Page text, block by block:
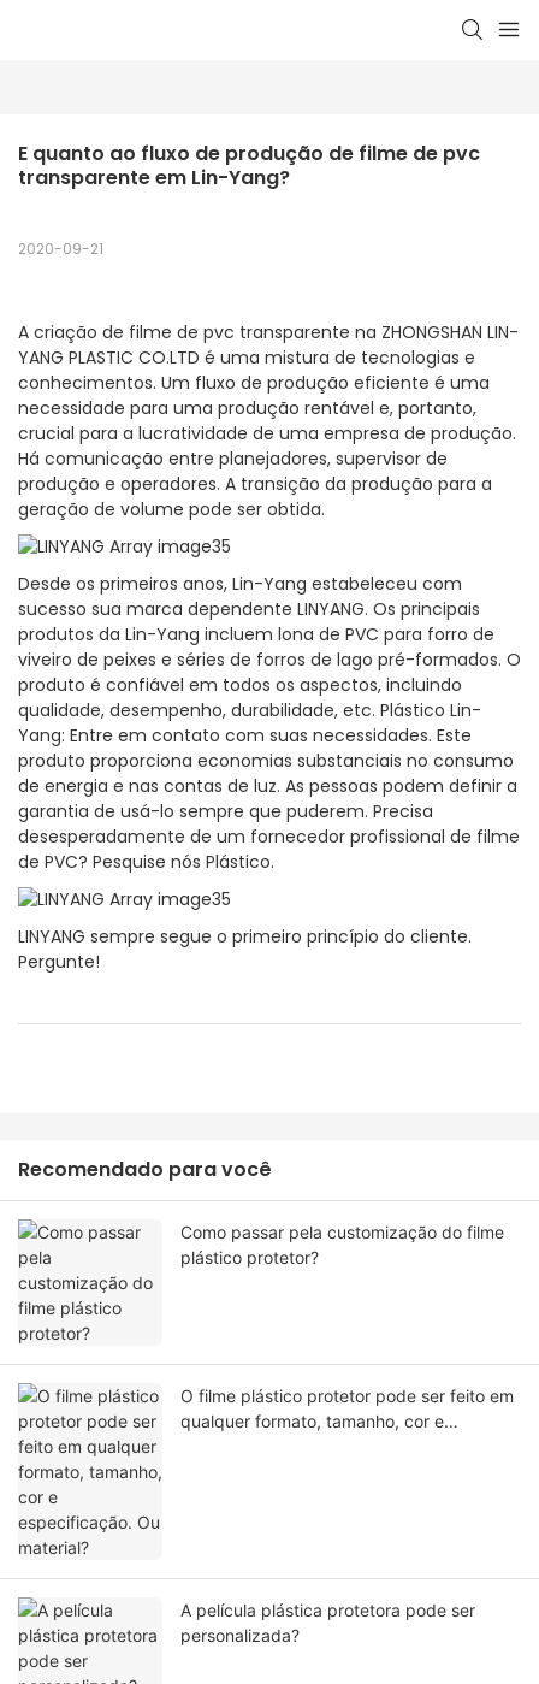
E quanto ao fluxo de produção de filme de pvc
transparente em Lin-Yang?
2020-09-21
A criação de filme de pvc transparente na ZHONGSHAN LIN-
YANG PLASTIC CO.LTD é uma mistura de tecnologias e
conhecimentos. Um fluxo de produção eficiente é uma
necessidade para uma produção rentável e, portanto,
crucial para a lucratividade de uma empresa de produção.
Há comunicação entre planejadores, supervisor de
produção e operadores. A transição da produção para a
geração de volume pode ser obtida.
Desde os primeiros anos, Lin-Yang estabeleceu com
sucesso sua marca dependente LINYANG. Os principais
produtos da Lin-Yang incluem lona de PVC para forro de
viveiro de peixes e séries de forros de lago pré-formados. O
produto é confiável em todos os aspectos, incluindo
qualidade, desempenho, durabilidade, etc. Plástico Lin-
Yang: Entre em contato com suas necessidades. Este
produto proporciona economias substanciais no consumo
de energia e nas contas de luz. As pessoas podem definir a
garantia de usá-lo sempre que puderem. Precisa
desesperadamente de um fornecedor profissional de filme
de PVC? Pesquise nós Plástico.
LINYANG sempre segue o primeiro princípio do cliente.
Pergunte!
Recomendado para você
Como passar pela customização do filme
plástico protetor?
O filme plástico protetor pode ser feito em
qualquer formato, tamanho, cor e
A película plástica protetora pode ser
personalizada?